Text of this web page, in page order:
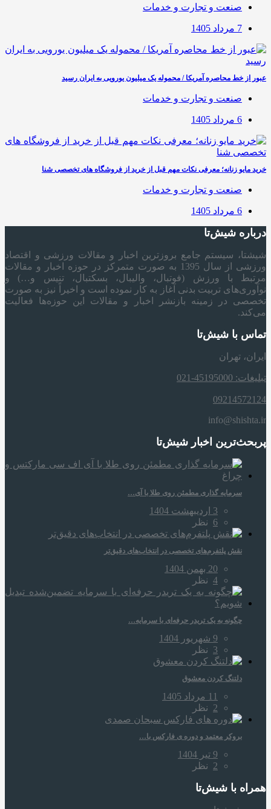
صنعت و تجارت و خدمات
7 مرداد 1405
عبور از خط محاصره آمریکا / محموله یک میلیون یورویی به ایران رسید
صنعت و تجارت و خدمات
6 مرداد 1405
خرید مایو زنانه؛ معرفی نکات مهم قبل از خرید از فروشگاه های تخصصی شنا
صنعت و تجارت و خدمات
6 مرداد 1405
درباره شیش‌تا
شیشتا، سیستم جامع بروزترین اخبار و مقالات ورزشی و اقتصاد
ورزشی از سال 1395 به صورت متمرکز در حوزه اخبار و مقالات
مرتبط با ورزش (فوتبال، والیبال، بسکتبال، تنیس و…) و
نوآوری‌های تربیت بدنی آغاز به کار نموده است و اخیراً نیز به صورت
تخصصی در زمینه بازنشر اخبار و مقالات این حوزه‌ها فعالیت
می‌کند.
تماس با شیش‌تا
ایران، تهران
تبلیغات: 45195000-021
09214572124
info@shishta.ir
پربحث‌ترین اخبار شیش‌تا
سرمایه‌ گذاری مطمئن روی طلا با آی…
3 اردیبهشت 1404
6 نظر
نقش پلتفرم‌های تخصصی در انتخاب‌های دقیق‌تر
20 بهمن 1404
4 نظر
چگونه به یک تریدر حرفه‌ای با سرمایه…
9 شهریور 1404
3 نظر
دلتنگ کردن معشوق
11 مرداد 1405
2 نظر
بروکر معتمد و دوره‌ ی فارکس با…
9 تیر 1404
2 نظر
همراه‌ با شیش‌تا